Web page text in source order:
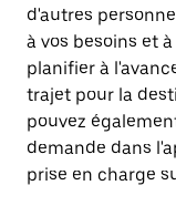
d'autres
à vos besoins et
planifier à
trajet pour la
pouvez
demande dans
prise en charge